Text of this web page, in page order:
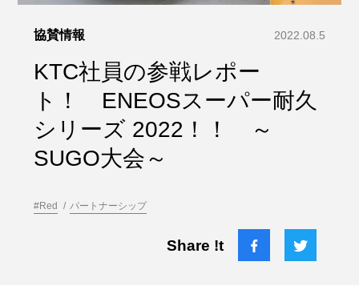
協賛情報 2022.08.5
KTC社員の参戦レポー
ト！ ENEOSスーパー耐久
シリーズ 2022！！ ～
SUGO大会～
#Red パートナーシップ
Share !t